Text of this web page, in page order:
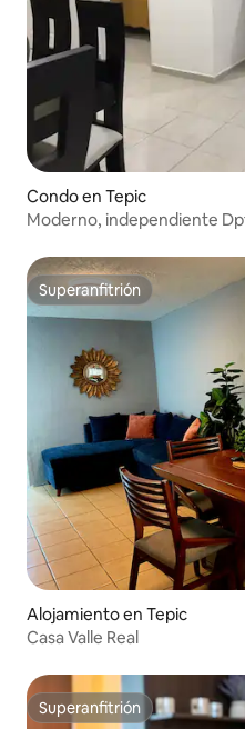
Condo en Tepic
Moderno, independiente
Superanfitrión
Superanfitrión
Alojamiento en Tepic
Casa Valle Real
Superanfitrión
Superanfitrión